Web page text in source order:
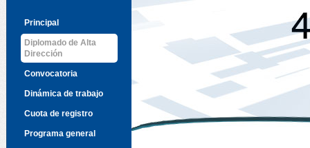
Principal
Diplomado de Alta
Dirección
Convocatoria
Dinámica de trabajo
Cuota de registro
Programa general